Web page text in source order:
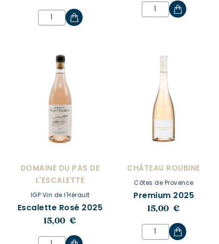
DOMAINE DU PAS DE
L'ESCALETTE
IGP Vin de l'Hérault
Escalette Rosé 2025
15,00 €
CHÂTEAU ROUBINE
Côtes de Provence
Premium 2025
15,00 €